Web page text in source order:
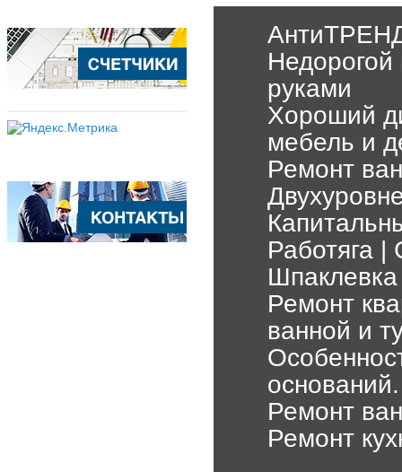
руками
Хороший
мебель и
Ремонт
Работяга
Шпаклевка
Ремонт
ванной и
Ремонт
Ремонт